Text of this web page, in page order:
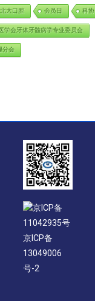
北大口腔 会员日 科协
学会牙体牙髓病学专业委员会
分会
京ICP备
11042935号
京ICP备
13049006
号-2